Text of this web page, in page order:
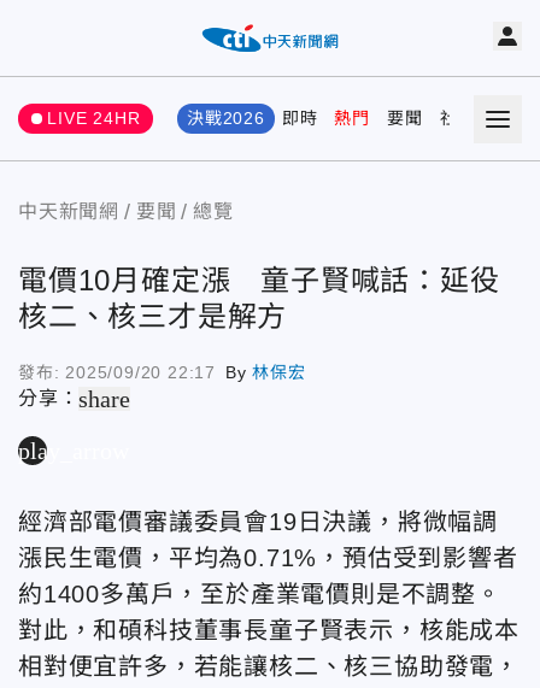
LIVE 24HR 決戰2026 即時 熱門 要聞 社會 娛樂
中天新聞網 要聞 總覽
電價10月確定漲 童子賢喊話：延役
核二、核三才是解方
發布: 2025/09/20 22:17 By林保宏
分享：share
play_arrow
經濟部電價審議委員會19日決議，將微幅調
漲民生電價，平均為0.71%，預估受到影響者
約1400多萬戶，至於產業電價則是不調整。
對此，和碩科技董事長童子賢表示，核能成本
相對便宜許多，若能讓核二、核三協助發電，